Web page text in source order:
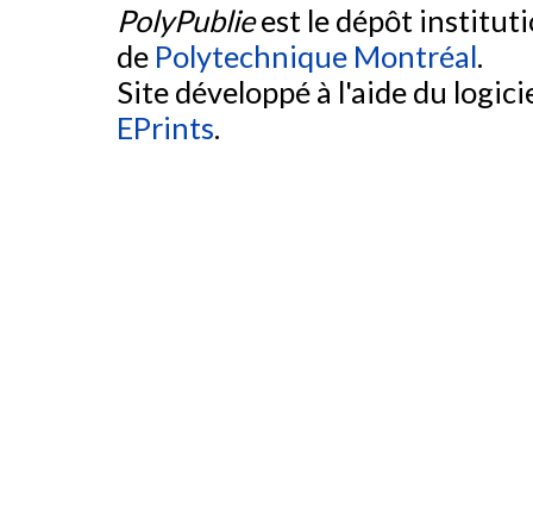
PolyPublieest le dépôt
de Polytechnique Montréal.
Site développé à l'aide du
EPrints.